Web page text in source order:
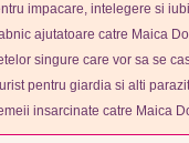
impacare, intelegere si
ajutatoare catre Maica
singure care vor sa se
pentru giardia si alti
insarcinate catre Maica